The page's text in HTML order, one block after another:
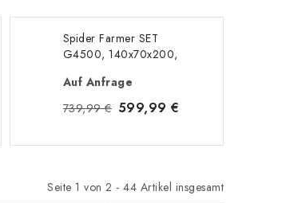
Spider Farmer SET
G4500, 140x70x200,
(automatische Steuerung)
Auf Anfrage
739,99 € 599,99 €
Seite 1 von 2 - 44 Artikel insgesamt